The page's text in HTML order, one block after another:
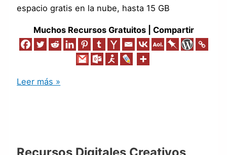
espacio gratis en la nube, hasta 15 GB
Muchos Recursos Gratuitos | Compartir
Leer más »